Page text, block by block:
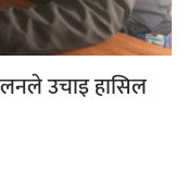
उचाइ हासिल